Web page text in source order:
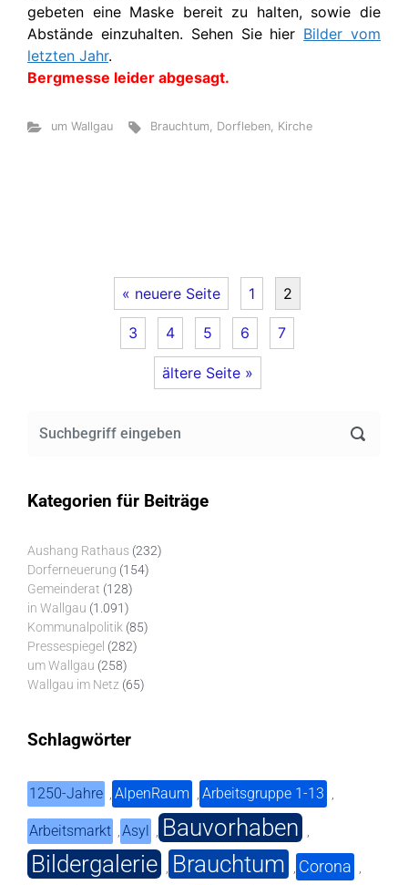
gebeten eine Maske bereit zu halten, sowie die
Abstände einzuhalten. Sehen Sie hier Bilder vom
letzten Jahr.
Bergmesse leider abgesagt.
um Wallgau Brauchtum, Dorfleben, Kirche
« neuere Seite 1 2
3 4 5 6 7
ältere Seite »
Kategorien für Beiträge
Aushang Rathaus (232)
Dorferneuerung (154)
Gemeinderat (128)
in Wallgau (1.091)
Kommunalpolitik (85)
Pressespiegel (282)
um Wallgau (258)
Wallgau im Netz (65)
Schlagwörter
1250-Jahre , AlpenRaum , Arbeitsgruppe 1-13 ,
Arbeitsmarkt ,Asyl , Bauvorhaben ,
Bildergalerie , Brauchtum , Corona ,